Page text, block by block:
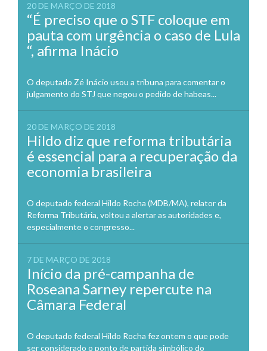
20 DE MARÇO DE 2018
“É preciso que o STF coloque em
pauta com urgência o caso de Lula
“, afirma Inácio
O deputado Zé Inácio usou a tribuna para comentar o
julgamento do STJ que negou o pedido de habeas...
20 DE MARÇO DE 2018
Hildo diz que reforma tributária
é essencial para a recuperação da
economia brasileira
O deputado federal Hildo Rocha (MDB/MA), relator da
Reforma Tributária, voltou a alertar as autoridades e,
especialmente o congresso...
7 DE MARÇO DE 2018
Início da pré-campanha de
Roseana Sarney repercute na
Câmara Federal
O deputado federal Hildo Rocha fez ontem o que pode
ser considerado o ponto de partida simbólico do